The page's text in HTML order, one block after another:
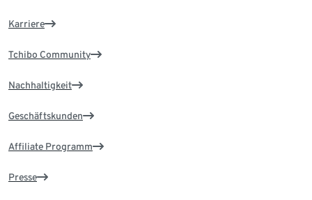
Karriere
Tchibo Community
Nachhaltigkeit
Geschäftskunden
Affiliate Programm
Presse